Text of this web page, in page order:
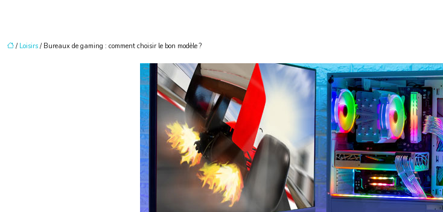
/ Loisirs / Bureaux de gaming : comment choisir le bon modèle ?